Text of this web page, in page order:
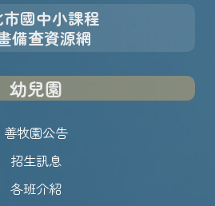
國中小課程
備查資源網
幼兒園
善牧園公告
招生訊息
各班介紹